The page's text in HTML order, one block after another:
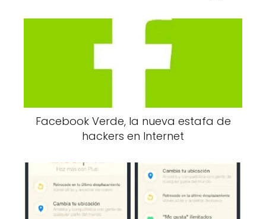
Facebook Verde, la nueva estafa de
hackers en Internet